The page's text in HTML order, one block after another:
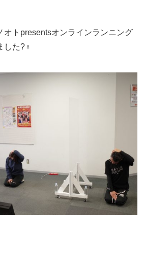
オトpresentsオンラインランニング
した?‍♀️